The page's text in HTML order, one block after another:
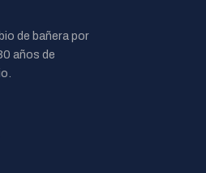
de bañera por
años de